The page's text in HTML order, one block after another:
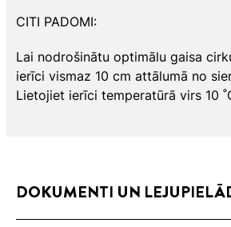
CITI PADOMI:
Lai nodrošinātu optimālu gaisa
ierīci vismaz 10 cm attālumā no
Lietojiet ierīci temperatūrā virs 10
DOKUMENTI UN